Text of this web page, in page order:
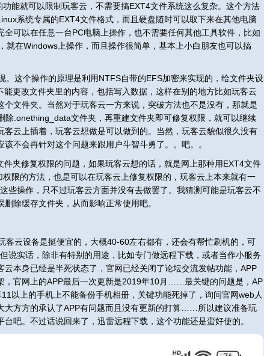
能就可以限制玩客云，不需要搞EXT4文件系统这么复杂。这个方法
系统专属的EXT4文件格式，而且硬盘随时可以取下来在其他电脑
全可以在任意一台PC电脑上操作，也不需要任何其他工具软件，比如
就在Windows上操作，而且操作很简单，基本上小白朋友也可以搞
这个操作的原理是利用NTFS自带的EFS加密来实现的，给文件夹设
更改文件夹里的内容，包括写入数据，这样在别的地方比如玩客云
个文件夹。当然对于玩客云一方来说，突破方法也不是没有，那就是
除.onething_data文件夹，再重建文件夹即可修复权限，就可以继续
客云上插着，玩客云想做是可以做到的。当然，玩客云貌似很久没有
不会再针对这个问题来跟用户斗智斗勇了。。吧。。
夹修复权限的问题，如果玩客云想的话，就是网上那种用EXT4文件
限的方法，也是可以在玩客云上修复权限的，玩客云上本来就有一
些操作，只不过玩客云方面并没有去做罢了。我猜测可能是玩客云不
除缓存文件夹，从而影响正常使用吧。
云设备是挺便宜的，大概40-60左右都有，还会有帮忙刷机的，可
说实话，除非有特别的用途，比如专门做远程下载，或者当作小服务
云本身已经是半死状态了，官网已经关闭了论坛交流发帖功能，APP
，官网上的APP最后一次更新是2019年10月……最关键的问题是，AP
以上的手机上不能备份手机相册，关键功能死掉了，询问官网web人
大方方的承认了APP有问题而且没有更新的打算……所以建议准备玩
吧。不过话说回来了，迅雷远程下载，这个功能还是蛮好使的。